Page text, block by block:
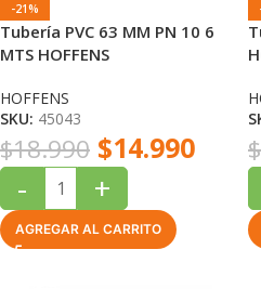
-21%
Tubería PVC 63 MM PN 10 6
MTS HOFFENS
HOFFENS
SKU: 45043
$18.990 $14.990
- +
AGREGAR AL CARRITO
$